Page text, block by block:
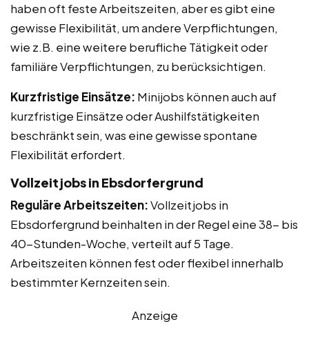
haben oft feste Arbeitszeiten, aber es gibt eine
gewisse Flexibilität, um andere Verpflichtungen,
wie z.B. eine weitere berufliche Tätigkeit oder
familiäre Verpflichtungen, zu berücksichtigen.
Kurzfristige Einsätze: Minijobs können auch auf
kurzfristige Einsätze oder Aushilfstätigkeiten
beschränkt sein, was eine gewisse spontane
Flexibilität erfordert.
Vollzeitjobs in Ebsdorfergrund
Reguläre Arbeitszeiten:Vollzeitjobs in
Ebsdorfergrund beinhalten in der Regel eine 38- bis
40-Stunden-Woche, verteilt auf 5 Tage.
Arbeitszeiten können fest oder flexibel innerhalb
bestimmter Kernzeiten sein.
Anzeige